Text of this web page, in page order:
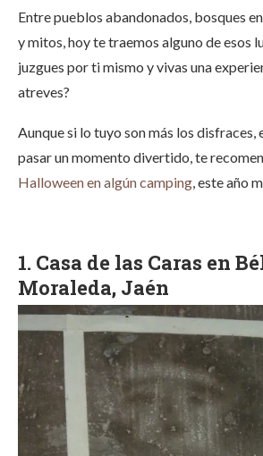
Entre pueblos abandonados, bosques
y mitos, hoy te traemos alguno de esos
juzgues por ti mismo y vivas una
atreves?
Aunque si lo tuyo son más los
pasar un momento divertido, te
Halloween en algún camping , este año
1. Casa de las Caras en
Moraleda, Jaén